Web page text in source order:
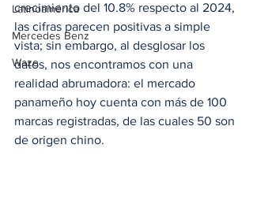
Latinoamérica
Mercedes Benz
Waze
crecimiento del 10.8% respecto al 2024,
las cifras parecen positivas a simple
vista; sin embargo, al desglosar los
datos, nos encontramos con una
realidad abrumadora: el mercado
panameño hoy cuenta con más de 100
marcas registradas, de las cuales 50 son
de origen chino.